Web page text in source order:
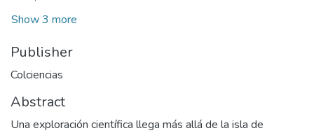
Show 3 more
Publisher
Colciencias
Abstract
Una exploración científica llega más allá de la isla de